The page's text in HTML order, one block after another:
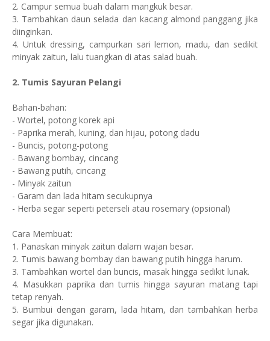
2. Campur semua buah dalam mangkuk besar.
3. Tambahkan daun selada dan kacang almond panggang jika
diinginkan.
4. Untuk dressing, campurkan sari lemon, madu, dan sedikit
minyak zaitun, lalu tuangkan di atas salad buah.
2. Tumis Sayuran Pelangi
Bahan-bahan:
- Wortel, potong korek api
- Paprika merah, kuning, dan hijau, potong dadu
- Buncis, potong-potong
- Bawang bombay, cincang
- Bawang putih, cincang
- Minyak zaitun
- Garam dan lada hitam secukupnya
- Herba segar seperti peterseli atau rosemary (opsional)
Cara Membuat:
1. Panaskan minyak zaitun dalam wajan besar.
2. Tumis bawang bombay dan bawang putih hingga harum.
3. Tambahkan wortel dan buncis, masak hingga sedikit lunak.
4. Masukkan paprika dan tumis hingga sayuran matang tapi
tetap renyah.
5. Bumbui dengan garam, lada hitam, dan tambahkan herba
segar jika digunakan.